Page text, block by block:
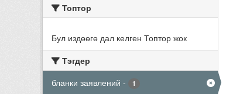
Топтор
Бул издөөгө дал келген Топтор жок
Тэгдер
бланки заявлений - 1